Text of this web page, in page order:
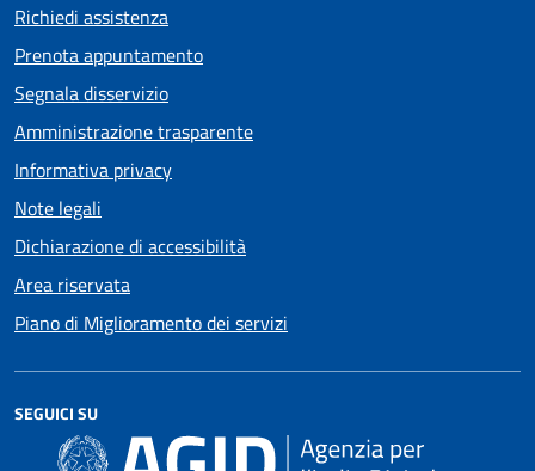
Richiedi assistenza
Prenota appuntamento
Segnala disservizio
Amministrazione trasparente
Informativa privacy
Note legali
Dichiarazione di accessibilità
Area riservata
Piano di Miglioramento dei servizi
SEGUICI SU